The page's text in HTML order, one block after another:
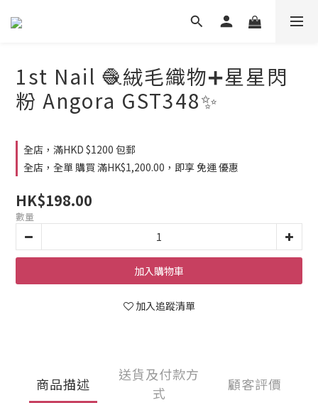
1st Nail 🧶絨毛織物➕星星閃
粉 Angora GST348✨
全店，滿HKD $1200 包郵
全店，全單 購買 滿HK$1,200.00，即享 免運 優惠
HK$198.00
數量
加入購物車
加入追蹤清單
商品描述
送貨及付款方
式
顧客評價